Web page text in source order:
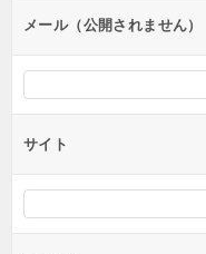
ンメール（公開されません）
サイト